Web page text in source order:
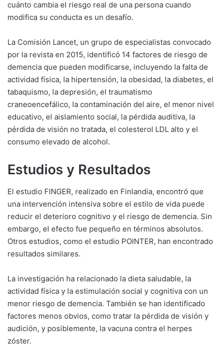
cuánto cambia el riesgo real de una persona cuando
modifica su conducta es un desafío.
La Comisión Lancet, un grupo de especialistas convocado
por la revista en 2015, identificó 14 factores de riesgo de
demencia que pueden modificarse, incluyendo la falta de
actividad física, la hipertensión, la obesidad, la diabetes, el
tabaquismo, la depresión, el traumatismo
craneoencefálico, la contaminación del aire, el menor nivel
educativo, el aislamiento social, la pérdida auditiva, la
pérdida de visión no tratada, el colesterol LDL alto y el
consumo elevado de alcohol.
Estudios y Resultados
El estudio FINGER, realizado en Finlandia, encontró que
una intervención intensiva sobre el estilo de vida puede
reducir el deterioro cognitivo y el riesgo de demencia. Sin
embargo, el efecto fue pequeño en términos absolutos.
Otros estudios, como el estudio POINTER, han encontrado
resultados similares.
La investigación ha relacionado la dieta saludable, la
actividad física y la estimulación social y cognitiva con un
menor riesgo de demencia. También se han identificado
factores menos obvios, como tratar la pérdida de visión y
audición, y posiblemente, la vacuna contra el herpes
zóster.